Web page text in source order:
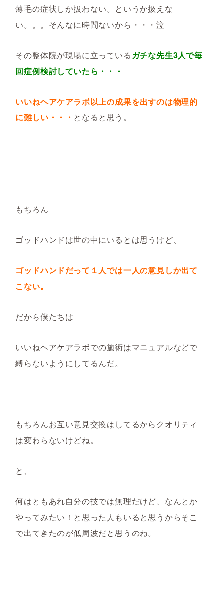
薄毛の症状しか扱わない。というか扱えな
い。。。そんなに時間ないから・・・泣
その整体院が現場に立っているガチな先生3人で毎
回症例検討していたら・・・
いいねヘアケアラボ以上の成果を出すのは物理的
に難しい・・・ となると思う。
もちろん
ゴッドハンドは世の中にいるとは思うけど、
ゴッドハンドだって１人では一人の意見しか出て
こない。
だから僕たちは
いいねヘアケアラボでの施術はマニュアルなどで
縛らないようにしてるんだ。
もちろんお互い意見交換はしてるからクオリティ
は変わらないけどね。
と、
何はともあれ自分の技では無理だけど、なんとか
やってみたい！と思った人もいると思うからそこ
で出てきたのが低周波だと思うのね。